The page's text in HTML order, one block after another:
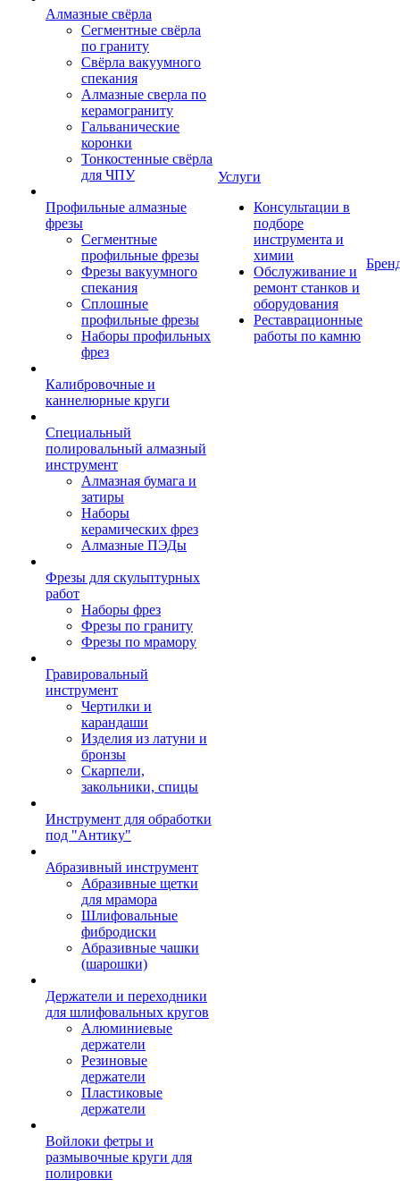
Алмазные свёрла
Сегментные свёрла
по граниту
Свёрла вакуумного
спекания
Алмазные сверла по
керамограниту
Гальванические
коронки
Тонкостенные свёрла
для ЧПУ
Профильные алмазные
фрезы
Сегментные
профильные фрезы
Фрезы вакуумного
спекания
Сплошные
профильные фрезы
Наборы профильных
фрез
Калибровочные и
каннелюрные круги
Специальный
полировальный алмазный
инструмент
Алмазная бумага и
затиры
Наборы
керамических фрез
Алмазные ПЭДы
Фрезы для скульптурных
работ
Наборы фрез
Фрезы по граниту
Фрезы по мрамору
Гравировальный
инструмент
Чертилки и
карандаши
Изделия из латуни и
бронзы
Скарпели,
закольники, спицы
Инструмент для обработки
под "Антику"
Абразивный инструмент
Абразивные щетки
для мрамора
Шлифовальные
фибродиски
Абразивные чашки
(шарошки)
Держатели и переходники
для шлифовальных кругов
Алюминиевые
держатели
Резиновые
держатели
Пластиковые
держатели
Войлоки фетры и
размывочные круги для
полировки
Услуги
Консультации в
подборе
инструмента и
химии
Обслуживание и
ремонт станков и
оборудования
Реставрационные
работы по камню